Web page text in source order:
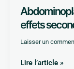
effets
Laisser un
secondaires
Lire l’article »